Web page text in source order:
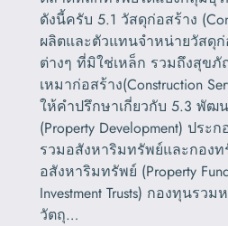
ดังนี้ครับ 5.1 วัสดุก่อสร้าง
ผลิตและตัวแทนจำหน่ายวัสดุ
ต่างๆ ที่มิใช่เหล็ก รวมถึงสุข
เหมาก่อสร้าง(Construction
ให้คำปรึกษาเกี่ยวกับ 5.3 พัฒ
(Property Development) ปร
รวมอสังหาริมทรัพย์และกอง
อสังหาริมทรัพย์ (Property
Investment Trusts) กองทุนรว
วัตถุ…